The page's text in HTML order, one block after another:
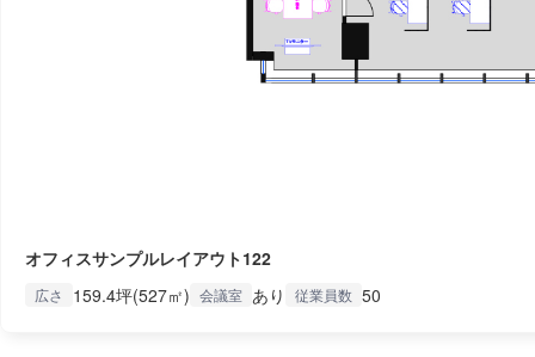
オフィスサンプルレイアウト122
広さ 159.4坪(527㎡) 会議室 あり 従業員数 50